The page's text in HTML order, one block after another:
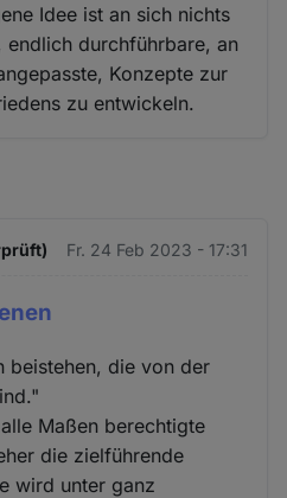
Idee ist an sich nichts
endlich durchführbare, an
Konzepte zur
zu entwickeln.
Fr. 24 Feb 2023 - 17:31
beistehen, die von der
Maßen berechtigte
die zielführende
wird unter ganz